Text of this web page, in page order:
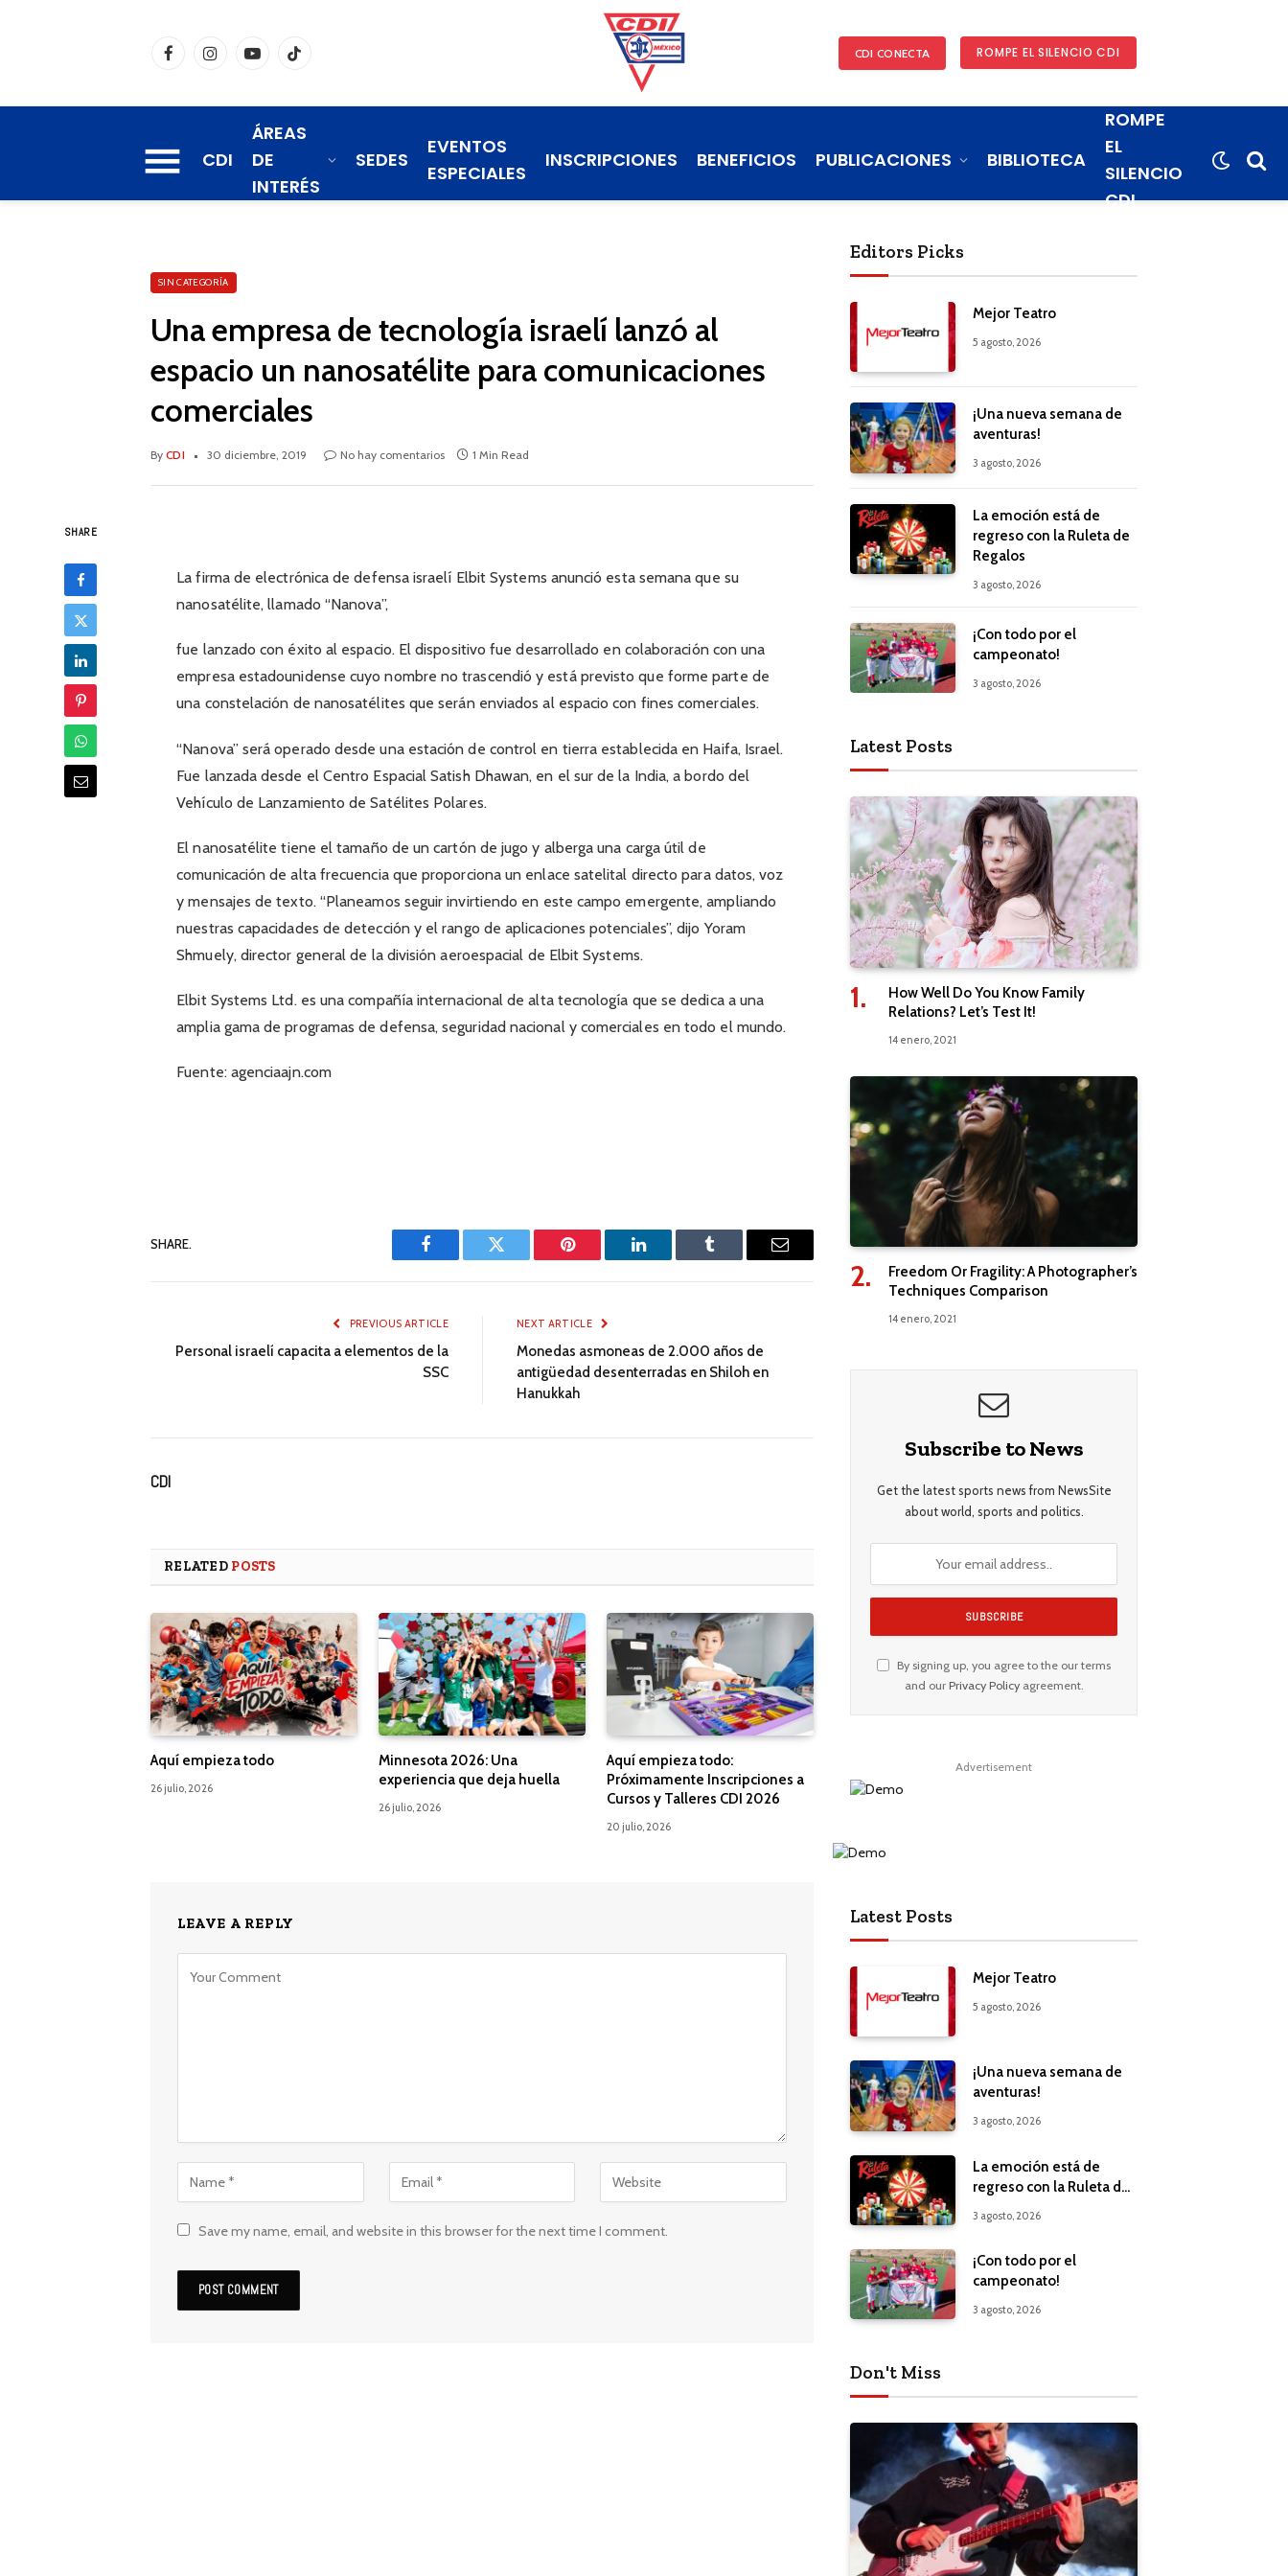
FacebookInstagramYouTubeTikTok CDI CONECTA ROMPE EL SILENCIO CDI
CDI
ÁREAS
DE
INTERÉS
SEDES
EVENTOS
ESPECIALES
INSCRIPCIONES BENEFICIOS PUBLICACIONES BIBLIOTECA
ROMPE
EL
SILENCIO
CDI
SIN CATEGORÍA
Una empresa de tecnología israelí lanzó al
espacio un nanosatélite para comunicaciones
comerciales
By CDI 30 diciembre, 2019 No hay comentarios 1 Min Read
SHARE
La firma de electrónica de defensa israelí Elbit Systems anunció esta semana que su
nanosatélite, llamado “Nanova”,
fue lanzado con éxito al espacio. El dispositivo fue desarrollado en colaboración con una
empresa estadounidense cuyo nombre no trascendió y está previsto que forme parte de
una constelación de nanosatélites que serán enviados al espacio con fines comerciales.
“Nanova” será operado desde una estación de control en tierra establecida en Haifa, Israel.
Fue lanzada desde el Centro Espacial Satish Dhawan, en el sur de la India, a bordo del
Vehículo de Lanzamiento de Satélites Polares.
El nanosatélite tiene el tamaño de un cartón de jugo y alberga una carga útil de
comunicación de alta frecuencia que proporciona un enlace satelital directo para datos, voz
y mensajes de texto. “Planeamos seguir invirtiendo en este campo emergente, ampliando
nuestras capacidades de detección y el rango de aplicaciones potenciales”, dijo Yoram
Shmuely, director general de la división aeroespacial de Elbit Systems.
Elbit Systems Ltd. es una compañía internacional de alta tecnología que se dedica a una
amplia gama de programas de defensa, seguridad nacional y comerciales en todo el mundo.
Fuente: agenciaajn.com
SHARE.
Facebook Twitter Pinterest LinkedIn Tumblr Email
PREVIOUS ARTICLE
Personal israelí capacita a elementos de la
SSC
NEXT ARTICLE
Monedas asmoneas de 2.000 años de
antigüedad desenterradas en Shiloh en
Hanukkah
CDI
RELATED POSTS
Aquí empieza todo
26 julio, 2026
Minnesota 2026: Una
experiencia que deja huella
26 julio, 2026
Aquí empieza todo:
Próximamente Inscripciones a
Cursos y Talleres CDI 2026
20 julio, 2026
LEAVE A REPLY
Save my name, email, and website in this browser for the next time I comment.
Editors Picks
Mejor Teatro
5 agosto, 2026
¡Una nueva semana de
aventuras!
3 agosto, 2026
La emoción está de
regreso con la Ruleta de
Regalos
3 agosto, 2026
¡Con todo por el
campeonato!
3 agosto, 2026
Latest Posts
How Well Do You Know Family
Relations? Let’s Test It!
14 enero, 2021
Freedom Or Fragility: A Photographer’s
Techniques Comparison
14 enero, 2021
Subscribe to News
Get the latest sports news from NewsSite
about world, sports and politics.
By signing up, you agree to the our terms
and our Privacy Policyagreement.
Advertisement
Latest Posts
Mejor Teatro
5 agosto, 2026
¡Una nueva semana de
aventuras!
3 agosto, 2026
La emoción está de
regreso con la Ruleta de
3 agosto, 2026
¡Con todo por el
campeonato!
3 agosto, 2026
Don't Miss